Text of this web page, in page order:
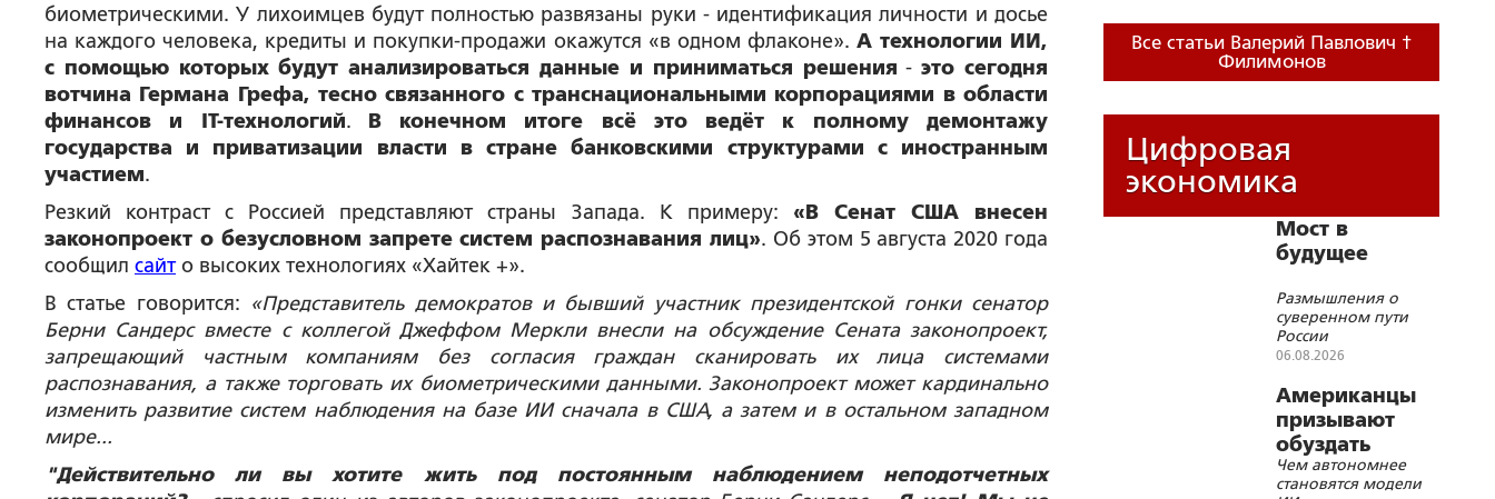
биометрическими. У лихоимцев будут полностью развязаны руки - идентификация личности и досье
на каждого человека, кредиты и покупки-продажи окажутся «в одном флаконе». А технологии ИИ,
с помощью которых будут анализироваться данные и приниматься решения -это сегодня
вотчина Германа Грефа, тесно связанного с транснациональными корпорациями в области
финансов и
IT-технологий.
В конечном итоге всё это ведёт к полному демонтажу
государства и приватизации власти в стране банковскими структурами с иностранным
участием.
Резкий контраст с Россией представляют страны Запада. К примеру: «В Сенат США внесен
законопроект о безусловном запрете систем распознавания лиц». Об этом 5 августа 2020 года
сообщил сайто высоких технологиях «Хайтек +».
В статье говорится: «Представитель демократов и бывший участник президентской гонки сенатор
Берни Сандерс вместе с коллегой Джеффом Меркли внесли на обсуждение Сената законопроект,
запрещающий частным компаниям без согласия граждан сканировать их лица системами
распознавания, а также торговать их биометрическими данными. Законопроект может кардинально
изменить развитие систем наблюдения на базе ИИ сначала в США, а затем и в остальном западном
мире...
"Действительно ли вы хотите жить под постоянным наблюдением неподотчетных
Все статьи Валерий Павлович †
Филимонов
Цифровая
экономика
Мост в
будущее
Размышления о
суверенном пути
России
06.08.2026
Американцы
призывают
обуздать
искусственный
интеллект
Чем автономнее
становятся модели